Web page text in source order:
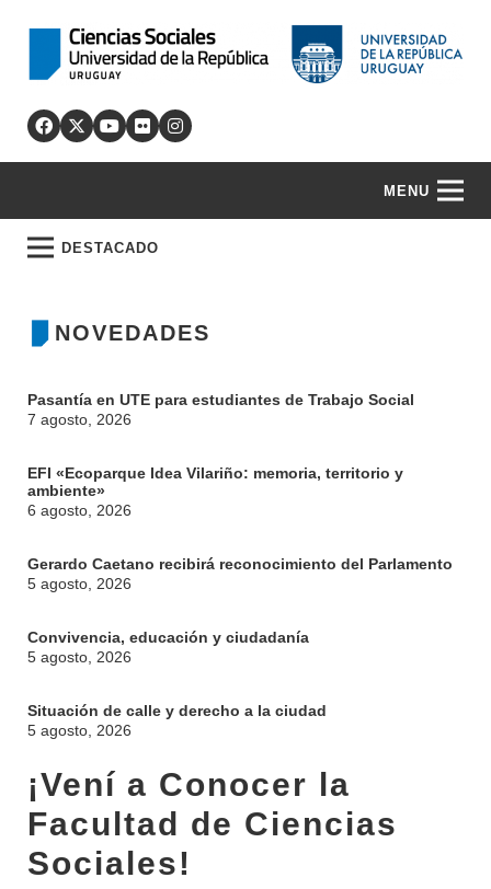
MENU
DESTACADO
NOVEDADES
Pasantía en UTE para estudiantes de Trabajo Social
7 agosto, 2026
EFI «Ecoparque Idea Vilariño: memoria, territorio y
ambiente»
6 agosto, 2026
Gerardo Caetano recibirá reconocimiento del Parlamento
5 agosto, 2026
Convivencia, educación y ciudadanía
5 agosto, 2026
Situación de calle y derecho a la ciudad
5 agosto, 2026
¡Vení a Conocer la
Facultad de Ciencias
Sociales!